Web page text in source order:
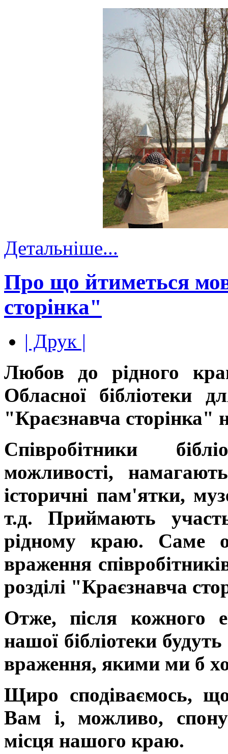
Детальніше...
Про що йтиметься
сторінка"
| Друк |
Любов до рідного
Обласної бібліотеки
"Краєзнавча сторінка"
Співробітники
можливості,
історичні пам'ятки,
т.д. Приймають
рідному краю. Саме
враження
розділі "Краєзнавча
Отже, після кожного
нашої бібліотеки
враження, якими ми б
Щиро сподіваємось, що
Вам і, можливо,
місця нашого краю.